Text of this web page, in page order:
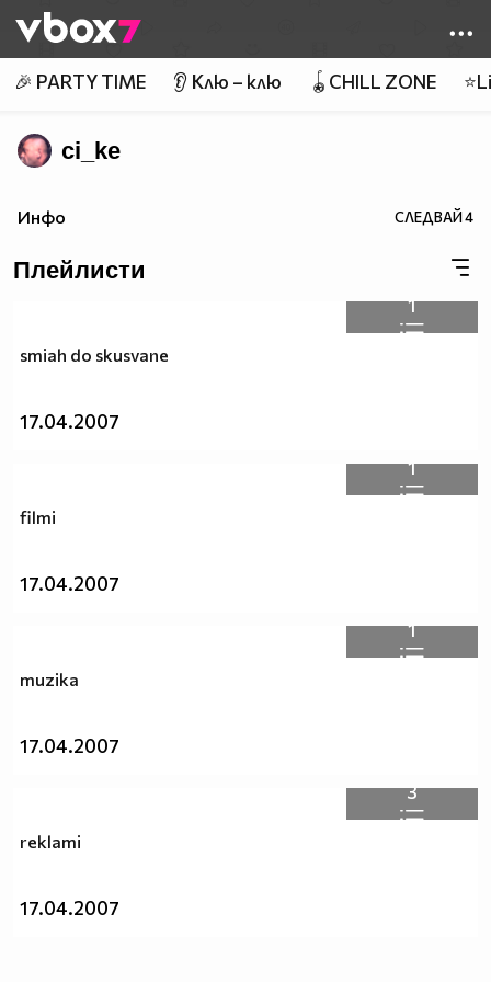
👾
🎉 PARTY TIME 👂 Клю – клю 🪀CHILL ZONE
ci_ke
Инфо СЛЕДВАЙ4
Плейлисти
1
smiah do skusvane
17.04.2007
1
filmi
17.04.2007
1
muzika
17.04.2007
3
reklami
17.04.2007